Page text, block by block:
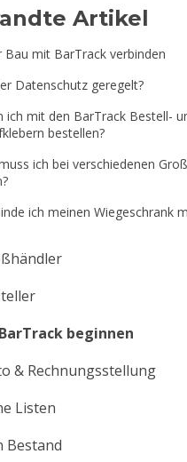
Artikel
Bau mit BarTrack verbinden
Datenschutz geregelt?
ich mit den BarTrack Bestell-
bestellen?
ich bei verschiedenen
ich meinen Wiegeschrank
für Großhändler
& Support
erhalten
beginnen
& Rechnungsstellung
Listen
Bestand